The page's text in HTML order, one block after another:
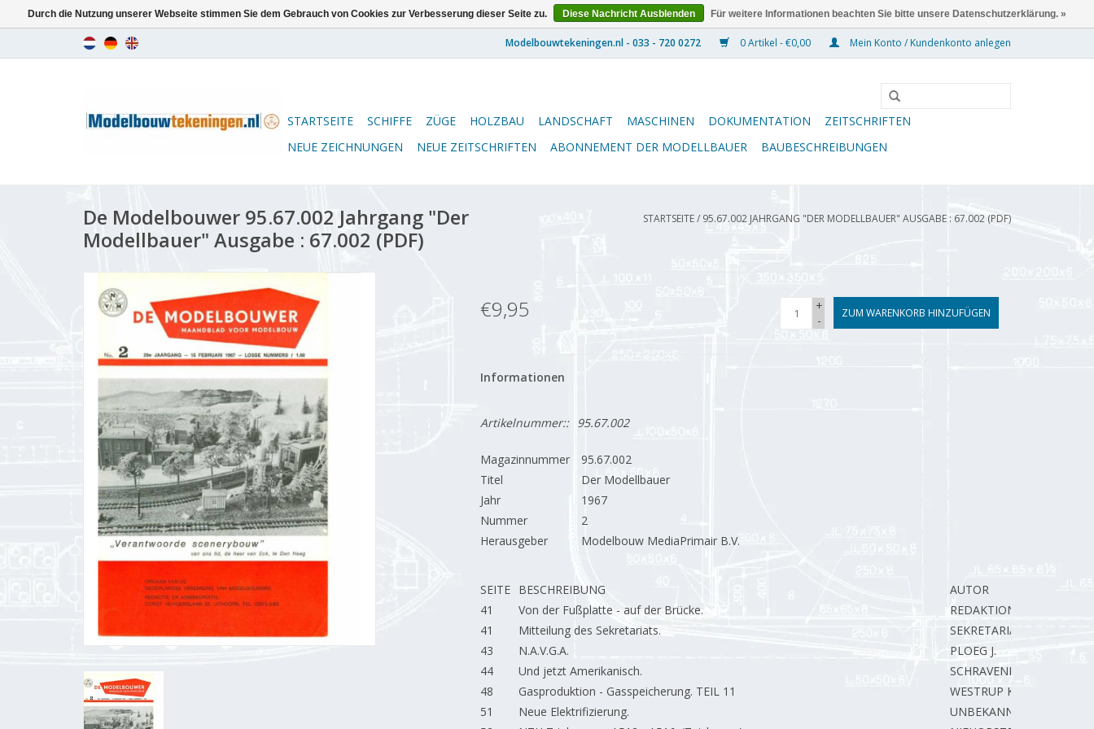
0 Artikel - €0,00 Mein Konto / Kundenkonto anlegen
STARTSEITE SCHIFFE ZÜGE HOLZBAU LANDSCHAFT MASCHINEN DOKUMENTATION
ZEITSCHRIFTEN
NEUE ZEICHNUNGEN
NEUE ZEITSCHRIFTEN ABONNEMENT DER MODELLBAUER BAUBESCHREIBUNGEN
De Modelbouwer 95.67.002 Jahrgang "Der
Modellbauer" Ausgabe : 67.002 (PDF)
STARTSEITE/ 95.67.002 JAHRGANG "DER MODELLBAUER" AUSGABE : 67.002 (PDF)
€9,95
+
-
ZUM WARENKORB HINZUFÜGEN
Informationen
Artikelnummer:: 95.67.002
Magazinnummer
95.67.002
Titel
Der Modellbauer
Jahr
1967
Nummer
2
Herausgeber
Modelbouw MediaPrimair B.V.
SEITE BESCHREIBUNG
AUTOR
41
Von der Fußplatte - auf der Brücke.
REDAKTION.
41
Mitteilung des Sekretariats.
SEKRETARIAT
43
N.A.V.G.A.
PLOEG J.
44
Und jetzt Amerikanisch.
SCHRAVENDEEL P.
48
Gasproduktion - Gasspeicherung. TEIL 11
WESTRUP K.
51
Neue Elektrifizierung.
UNBEKANNT
Durch die Nutzung unserer Webseite stimmen Sie dem Gebrauch von Cookies zur Verbesserung dieser Seite zu. Diese Nachricht Ausblenden Für weitere Informationen beachten Sie bitte unsere Datenschutzerklärung. »